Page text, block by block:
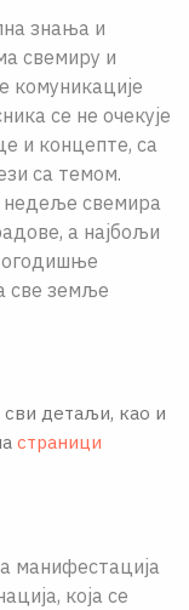
знања и
свемиру и
комуникације
се не очекује
и концепте, са
са темом.
недеље свемира
а најбољи
све земље
сви детаљи, као и
страници
манифестација
која се